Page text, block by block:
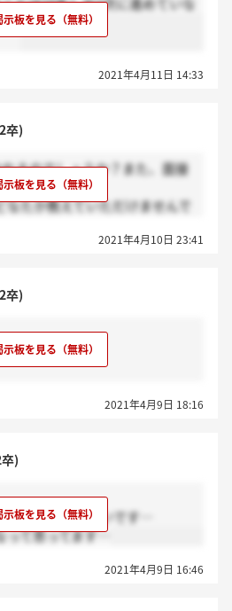
？
2021年4月11日 14:33
卒)
るのでしょうか？また、面接
たか？
たか教えていただけませんで
2021年4月10日 23:41
卒)
ます。
活動ができるよう、一緒にがん
2021年4月9日 18:16
)
、まだ来てないです…
って思ってます…
2021年4月9日 16:46